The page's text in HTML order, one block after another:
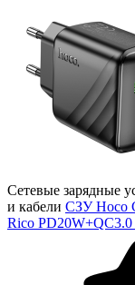
Сетевые зарядные
и кабели СЗУ Hoco
Rico